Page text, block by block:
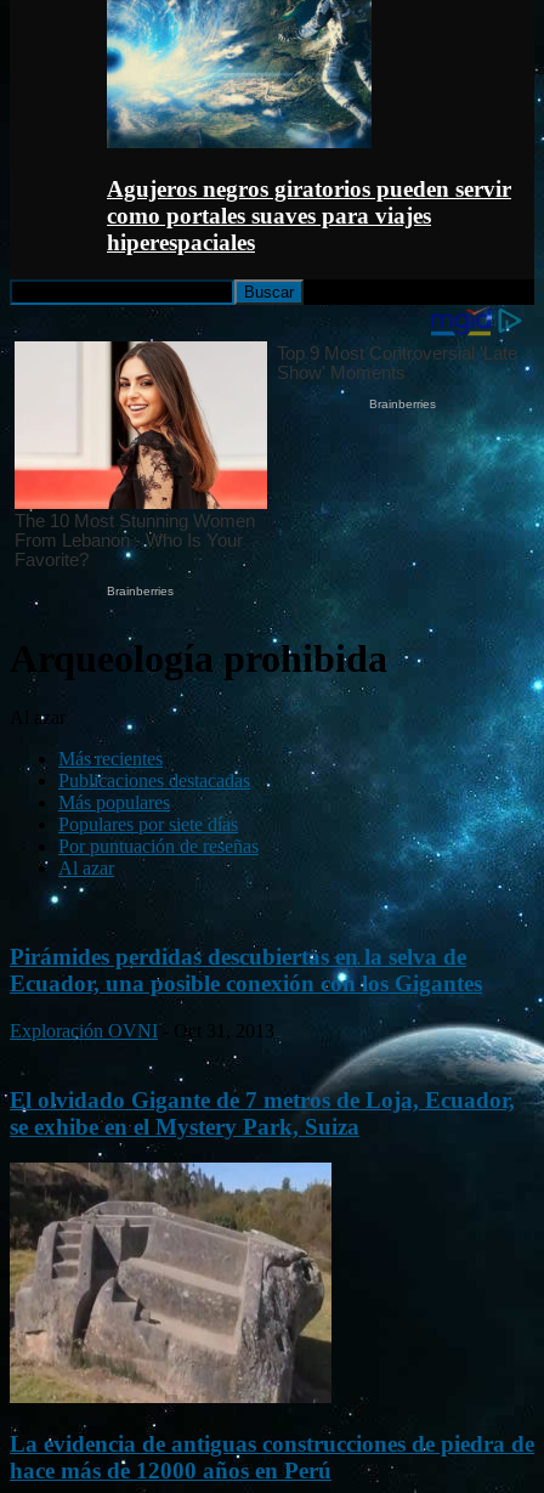
Agujeros negros giratorios pueden servir
como portales suaves para viajes
hiperespaciales
Arqueología prohibida
Al azar
Más recientes
Publicaciones destacadas
Más populares
Populares por siete días
Por puntuación de reseñas
Al azar
Pirámides perdidas descubiertas en la selva de
Ecuador, una posible conexión con los Gigantes
Exploración OVNI - Oct 31, 2013
El olvidado Gigante de 7 metros de Loja, Ecuador,
se exhibe en el Mystery Park, Suiza
La evidencia de antiguas construcciones de piedra de
hace más de 12000 años en Perú